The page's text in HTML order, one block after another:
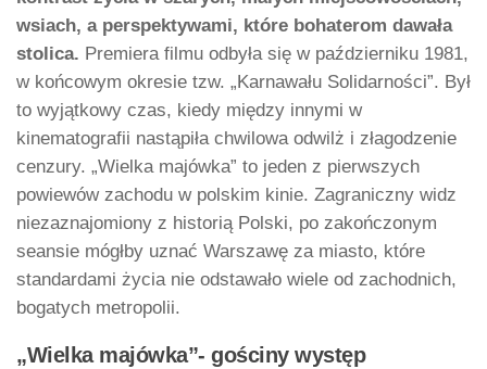
wsiach, a perspektywami, które bohaterom dawała
stolica. Premiera filmu odbyła się w październiku 1981,
w końcowym okresie tzw. „Karnawału Solidarności”. Był
to wyjątkowy czas, kiedy między innymi w
kinematografii nastąpiła chwilowa odwilż i złagodzenie
cenzury. „Wielka majówka” to jeden z pierwszych
powiewów zachodu w polskim kinie. Zagraniczny widz
niezaznajomiony z historią Polski, po zakończonym
seansie mógłby uznać Warszawę za miasto, które
standardami życia nie odstawało wiele od zachodnich,
bogatych metropolii.
„Wielka majówka”- gościny występ